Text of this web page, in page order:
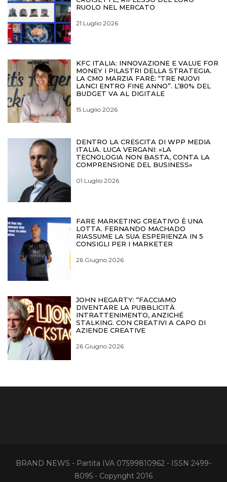
RUOLO NEL MERCATO
21 Luglio 2026
KFC ITALIA: INNOVAZIONE E VALUE FOR
MONEY I PILASTRI DELLA STRATEGIA.
LA CMO MARZIA FARÈ: “TRE NUOVI
LANCI ENTRO FINE ANNO”. L’80% DEL
BUDGET VA AL DIGITALE
15 Luglio 2026
DENTRO LA CRESCITA DI WPP MEDIA
ITALIA. LUCA VERGANI: «LA
TECNOLOGIA NON BASTA, CONTA LA
COMPRENSIONE DEL BUSINESS»
01 Luglio 2026
FARE MARKETING CREATIVO È UNA
LOTTA. FERNANDO MACHADO
RIASSUME LA SUA ESPERIENZA IN 5
CONSIGLI PER I MARKETER
26 Giugno 2026
JOHN HEGARTY: “FACCIAMO
DIVENTARE LA PUBBLICITÀ
INTRATTENIMENTO, ANZICHÉ
STALKING. CON CREATIVI A CAPO DI
AZIENDE CREATIVE
26 Giugno 2026
BRAND NEWS - Partita IVA 07599810962 - ISSN 2499-
8095 - Copyright 2016